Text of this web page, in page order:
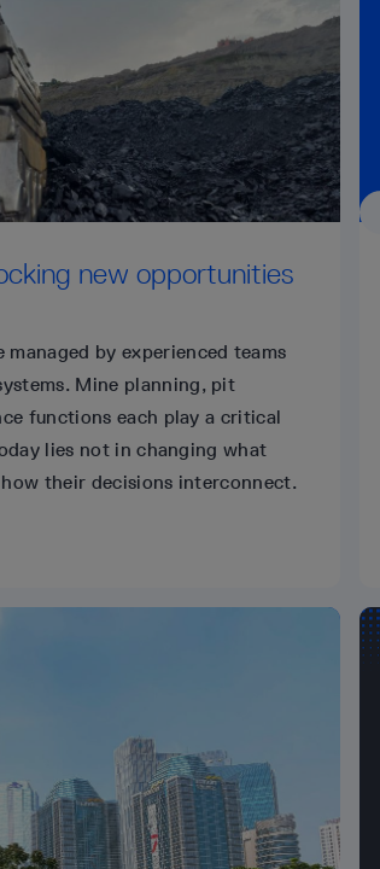
new opportunities
by experienced teams
Mine planning, pit
functions each play a critical
lies not in changing what
their decisions interconnect.